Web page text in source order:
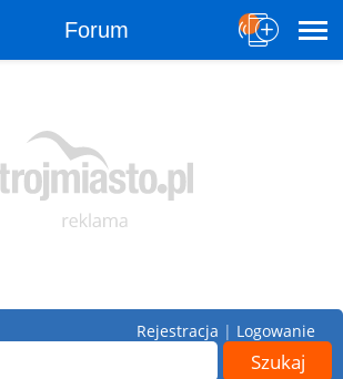
Forum
Rejestracja | Logowanie